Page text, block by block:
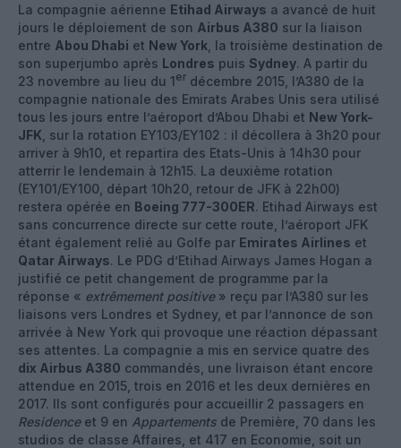
La compagnie aérienne Etihad Airways a avancé de huit
jours le déploiement de son Airbus A380 sur la liaison
entre Abou Dhabi et New York , la troisième destination de
son superjumbo après Londres puis Sydney. A partir du
23 novembre au lieu du 1er décembre 2015, l’A380 de la
compagnie nationale des Emirats Arabes Unis sera utilisé
tous les jours entre l’aéroport d’Abou Dhabi et New York-
JFK , sur la rotation EY103/EY102 : il décollera à 3h20 pour
arriver à 9h10, et repartira des Etats-Unis à 14h30 pour
atterrir le lendemain à 12h15. La deuxième rotation
(EY101/EY100, départ 10h20, retour de JFK à 22h00)
restera opérée en Boeing 777-300ER. Etihad Airways est
sans concurrence directe sur cette route, l’aéroport JFK
étant également relié au Golfe par Emirates Airlines et
Qatar Airways. Le PDG d’Etihad Airways James Hogan a
justifié ce petit changement de programme par la
réponse « extrêmement positive» reçu par l’A380 sur les
liaisons vers Londres et Sydney, et par l’annonce de son
arrivée à New York qui provoque une réaction dépassant
ses attentes. La compagnie a mis en service quatre des
dix Airbus A380 commandés, une livraison étant encore
attendue en 2015, trois en 2016 et les deux dernières en
2017. Ils sont configurés pour accueillir 2 passagers en
Residenceet 9 en Appartements de Première, 70 dans les
studios de classe Affaires, et 417 en Economie, soit un